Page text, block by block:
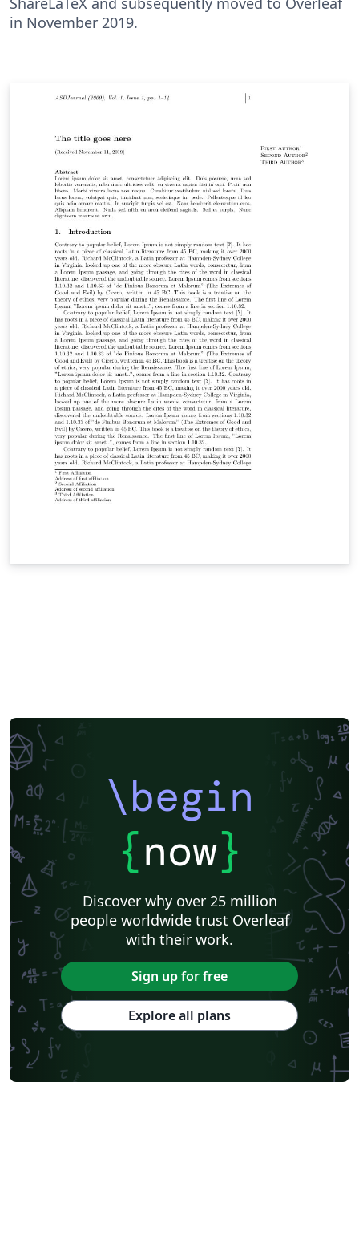
in November 2019.
\begin
{now}
Discover why over 25 million
people worldwide trust Overleaf
with their work.
Sign up for free
Explore all plans